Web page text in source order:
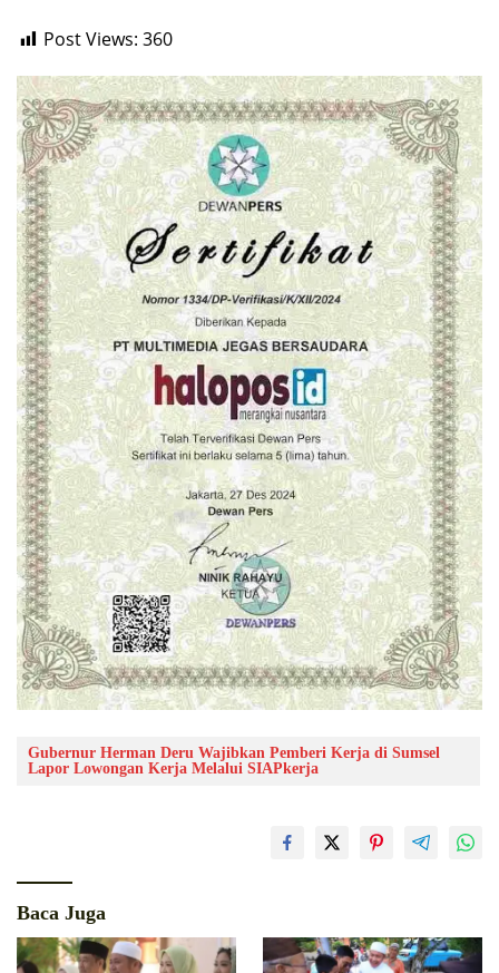
Post Views: 360
Gubernur Herman Deru Wajibkan Pemberi Kerja di Sumsel
Lapor Lowongan Kerja Melalui SIAPkerja
Baca Juga